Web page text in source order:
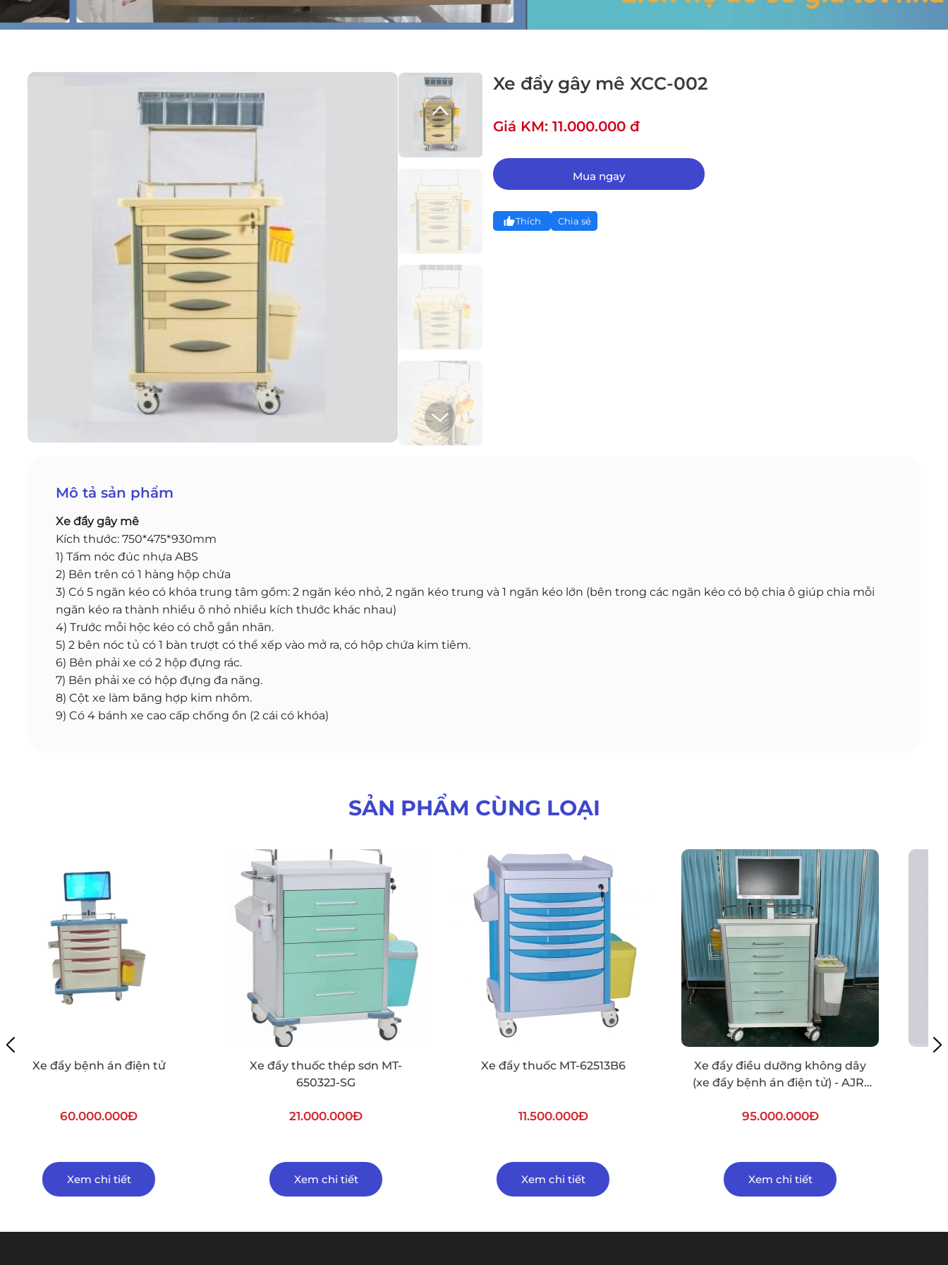
Xe đẩy gây mê XCC-002
Giá KM: 11.000.000 đ
Mua ngay
Thích Chia sẻ
Mô tả sản phẩm
Xe đẩy gây mê
Kích thước: 750*475*930mm
1) Tấm nóc đúc nhựa ABS
2) Bên trên có 1 hàng hộp chứa
3) Có 5 ngăn kéo có khóa trung tâm gồm: 2 ngăn kéo nhỏ, 2 ngăn kéo trung và 1 ngăn kéo lớn (bên trong các ngăn kéo có bộ chia ô giúp chia mỗi
ngăn kéo ra thành nhiều ô nhỏ nhiều kích thước khác nhau)
4) Trước mỗi hộc kéo có chỗ gắn nhãn.
5) 2 bên nóc tủ có 1 bàn trượt có thể xếp vào mở ra, có hộp chứa kim tiêm.
6) Bên phải xe có 2 hộp đựng rác.
7) Bên phải xe có hộp đựng đa năng.
8) Cột xe làm băng hợp kim nhôm.
9) Có 4 bánh xe cao cấp chống ồn (2 cái có khóa)
SẢN PHẨM CÙNG LOẠI
Xe đẩy thuốc thép sơn MT-
21.000.000Đ
Xem chi tiết
Xe đẩy thuốc MT-62513B6
11.500.000Đ
Xem chi tiết
Xe đẩy điều dưỡng không dây
95.000.000Đ
Xem chi tiết
Xe đẩy tiện dụng 201E
3.000.000Đ
Xem chi tiết